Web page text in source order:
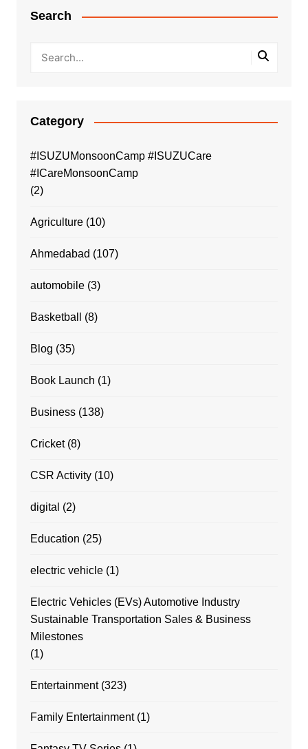
Search
Category
#ISUZUMonsoonCamp #ISUZUCare
#ICareMonsoonCamp
(2)
Agriculture(10)
Ahmedabad (107)
automobile(3)
Basketball (8)
Blog (35)
Book Launch (1)
Business(138)
Cricket(8)
CSR Activity(10)
digital (2)
Education (25)
electric vehicle(1)
Electric Vehicles (EVs) Automotive Industry
Sustainable Transportation Sales & Business
Milestones
(1)
Entertainment(323)
Family Entertainment(1)